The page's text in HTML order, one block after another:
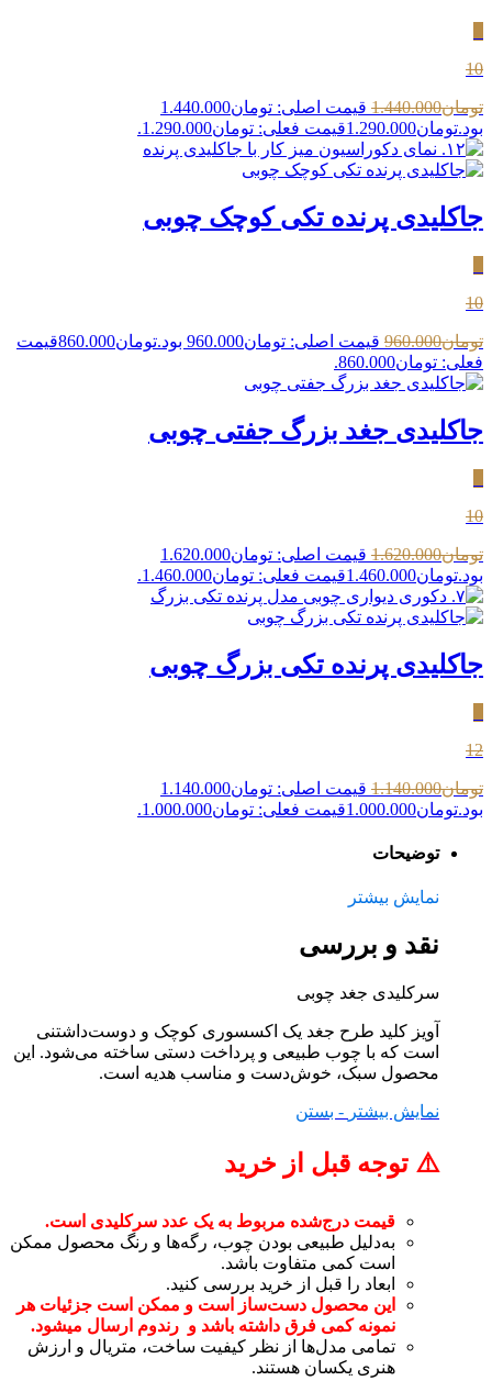
10
تومان1.440.000
قیمت اصلی: تومان1.440.000
بود.تومان1.290.000قیمت فعلی: تومان1.290.000.
جاکلیدی پرنده تکی کوچک چوبی
10
تومان960.000 قیمت اصلی: تومان960.000 بود. تومان860.000قیمت
فعلی: تومان860.000.
جاکلیدی جغد بزرگ جفتی چوبی
10
تومان1.620.000
قیمت اصلی: تومان1.620.000
بود.تومان1.460.000قیمت فعلی: تومان1.460.000.
جاکلیدی پرنده تکی بزرگ چوبی
12
تومان1.140.000
قیمت اصلی: تومان1.140.000
بود.تومان1.000.000قیمت فعلی: تومان1.000.000.
توضیحات
نمایش بیشتر
نقد و بررسی
سرکلیدی جغد چوبی
آویز کلید طرح جغد یک اکسسوری کوچک و دوست‌داشتنی
است که با چوب طبیعی و پرداخت دستی ساخته می‌شود. این
محصول سبک، خوش‌دست و مناسب هدیه است.
نمایش بیشتر - بستن
⚠️ توجه قبل از خرید
قیمت درج‌شده مربوط به یک عدد سرکلیدی است.
به‌دلیل طبیعی بودن چوب، رگه‌ها و رنگ محصول ممکن
است کمی متفاوت باشد.
ابعاد را قبل از خرید بررسی کنید.
این محصول دست‌ساز است و ممکن است جزئیات هر
نمونه کمی فرق داشته باشد و رندوم ارسال میشود.
تمامی مدل‌ها از نظر کیفیت ساخت، متریال و ارزش
هنری یکسان هستند.